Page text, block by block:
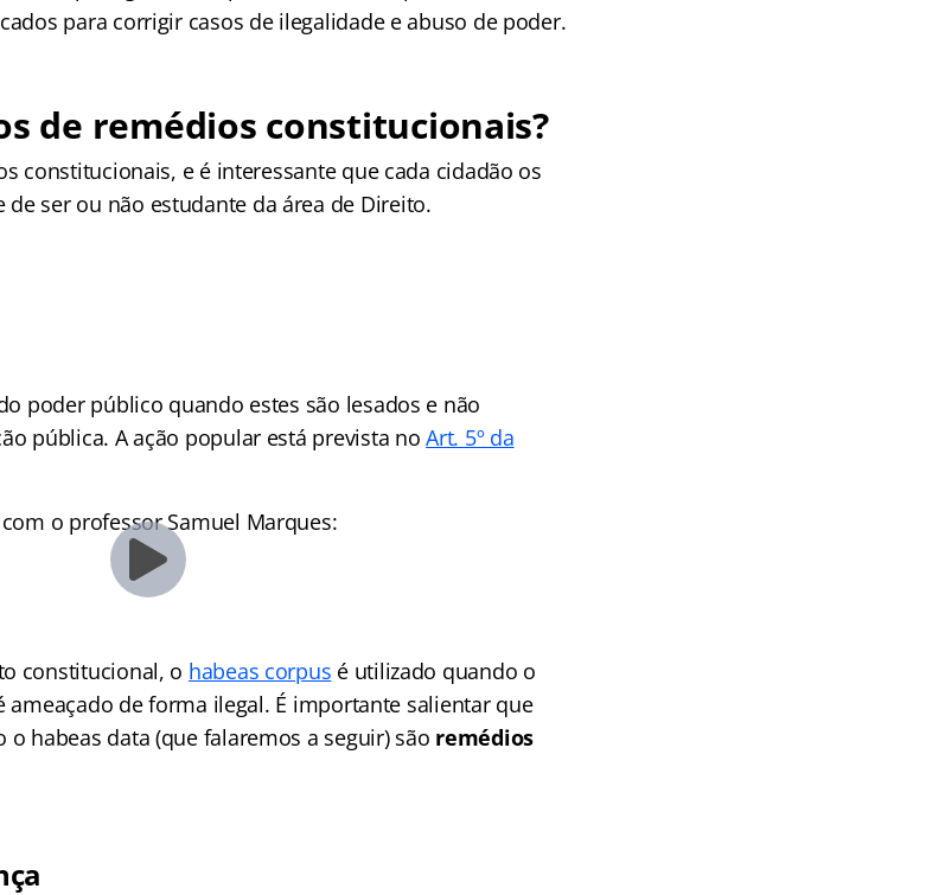
para corrigir casos de ilegalidade e abuso de poder.
de remédios constitucionais?
constitucionais, e é interessante que cada cidadão os
ser ou não estudante da área de Direito.
poder público quando estes são lesados e não
pública. A ação popular está prevista noArt. 5º da
o professor Samuel Marques:
constitucional, o habeas corpus é utilizado quando o
de forma ilegal. É importante salientar que
habeas data (que falaremos a seguir) são remédios